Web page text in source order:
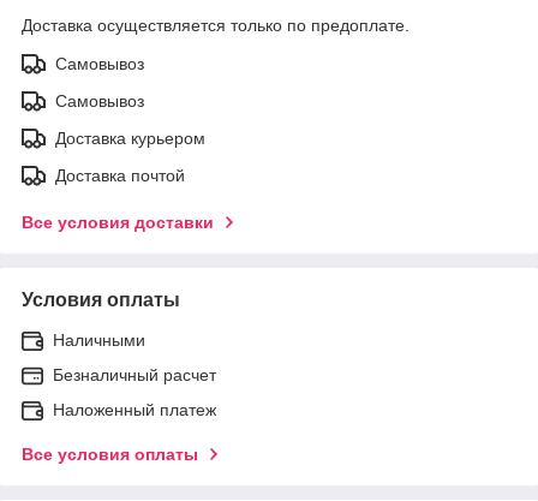
Доставка осуществляется только по предоплате.
Самовывоз
Самовывоз
Доставка курьером
Доставка почтой
Все условия доставки
Условия оплаты
Наличными
Безналичный расчет
Наложенный платеж
Все условия оплаты